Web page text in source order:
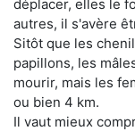
déplacer, elles le
autres, il s'avère
Sitôt que les
papillons, les
mourir, mais les
ou bien 4 km.
Il vaut mieux